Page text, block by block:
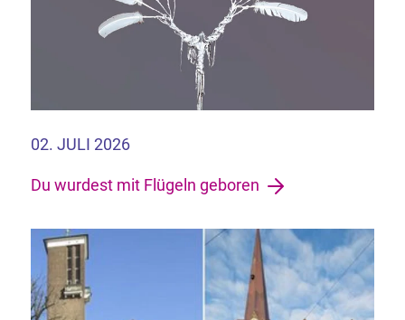
02. JULI 2026
Du wurdest mit Flügeln geboren